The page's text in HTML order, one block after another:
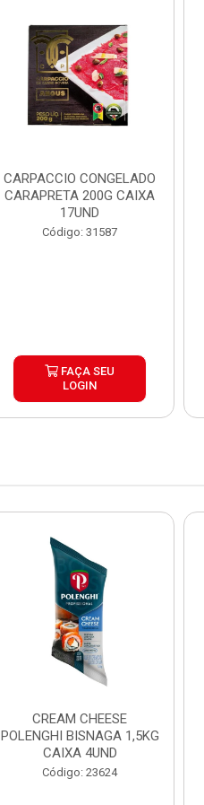
CARPACCIO CONGELADO
CARAPRETA 200G CAIXA
17UND
Código: 31587
FAÇA SEU
LOGIN
CREAM CHEESE
POLENGHI BISNAGA 1,5KG
CAIXA 4UND
Código: 23624